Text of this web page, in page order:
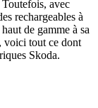
avec
rechargeables à
de gamme à sa
voici tout ce dont
Skoda.